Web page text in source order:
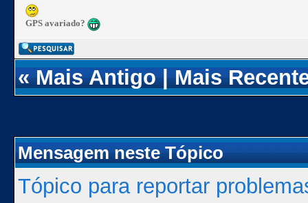
GPS avariado?
«Mais Antigo|Mais
Mensagem neste Tópico
Tópico para reportar